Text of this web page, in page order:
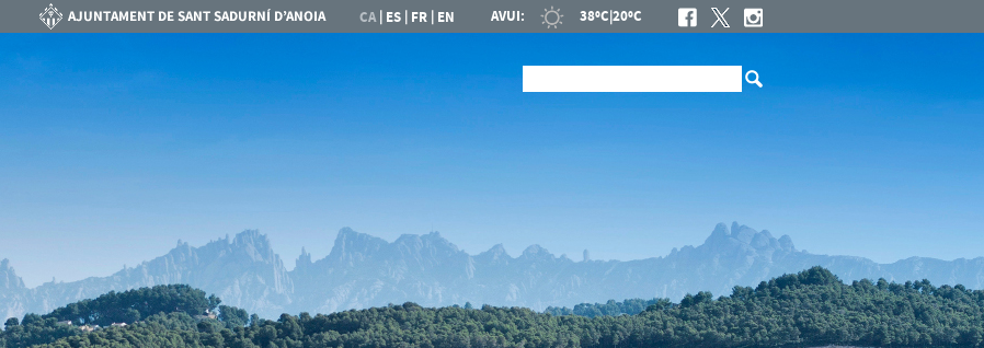
CA| ES | FR | EN AVUI: 38ºC|20ºC